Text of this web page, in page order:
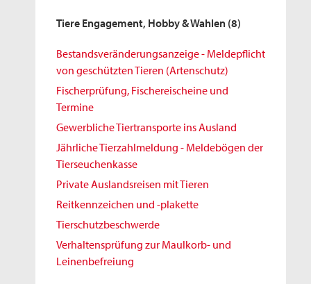
Tiere Engagement, Hobby & Wahlen (8)
Bestandsveränderungsanzeige - Meldepflicht
von geschützten Tieren (Artenschutz)
Fischerprüfung, Fischereischeine und
Termine
Gewerbliche Tiertransporte ins Ausland
Jährliche Tierzahlmeldung - Meldebögen der
Tierseuchenkasse
Private Auslandsreisen mit Tieren
Reitkennzeichen und -plakette
Tierschutzbeschwerde
Verhaltensprüfung zur Maulkorb- und
Leinenbefreiung